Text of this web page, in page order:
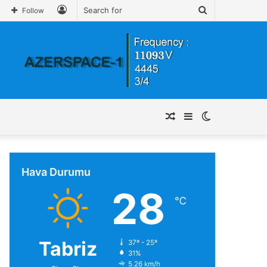
Follow
skin
Sidebar
Random
Article
Hava Durumu
Tabriz
28 ℃
37º - 25º
31%
5.26 km/h